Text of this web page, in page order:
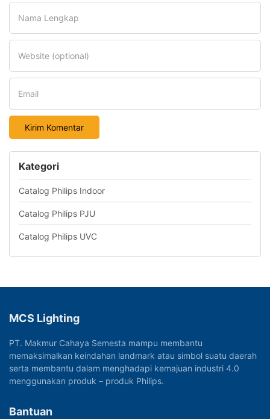
Nama Lengkap
Website (optional)
Email
Kategori
Catalog Philips Indoor
Catalog Philips PJU
Catalog Philips UVC
MCS Lighting
PT. Makmur Cahaya Semesta mampu membantu
memaksimalkan keindahan landmark atau simbol suatu daerah
serta membantu dalam menghadapi kemajuan industri 4.0
menggunakan produk – produk Philips.
Bantuan